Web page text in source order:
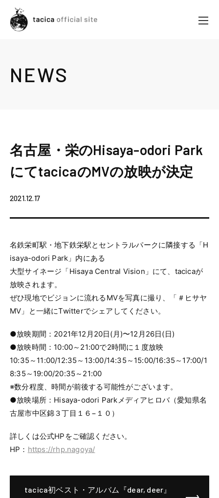
NEWS
名古屋・栄のHisaya-odori Park
にてtacicaのMVの放映が決定
2021.12.17
名鉄栄町駅・地下鉄栄駅とセントラルパークに隣接する「H
isaya-odori Park」内にある
大型サイネージ「Hisaya Central Vision」にて、tacicaが
放映されます。
ぜひ現地でビジョンに流れるMVを写真に撮り、「＃ヒサヤ
MV」と一緒にTwitterでシェアしてください。
●放映期間：2021年12月20日(月)〜12月26日(日)
●放映時間：10:00～21:00で2時間に１度放映
10:35～11:00/12:35～13:00/14:35～15:00/16:35～17:00/1
8:35～19:00/20:35～21:00
※数分程度、時間が前後する可能性がございます。
●放映場所：Hisaya-odori Parkメディアヒロバ（愛知県名
古屋市中区錦３丁目１６−１０）
詳しくは公式HPをご確認ください。
HP： https://rhp.nagoya/
tacica初ベスト・アルバム『dear, deer』